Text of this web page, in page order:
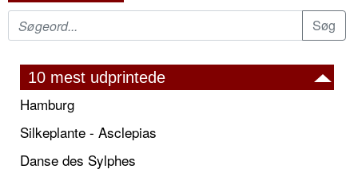
10 mest udprintede
Hamburg
Silkeplante - Asclepias
Danse des Sylphes